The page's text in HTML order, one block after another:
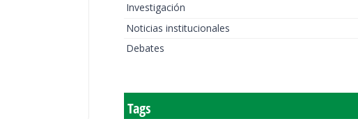
Investigación
Noticias institucionales
Debates
Tags